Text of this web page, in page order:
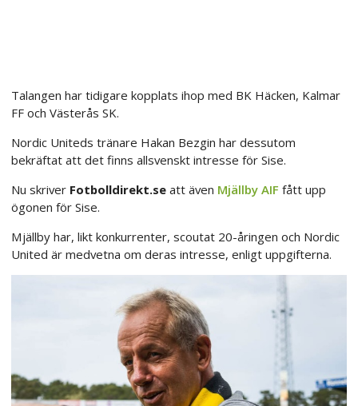
Talangen har tidigare kopplats ihop med BK Häcken, Kalmar
FF och Västerås SK.
Nordic Uniteds tränare Hakan Bezgin har dessutom
bekräftat att det finns allsvenskt intresse för Sise.
Nu skriver Fotbolldirekt.se att även Mjällby AIF fått upp
ögonen för Sise.
Mjällby har, likt konkurrenter, scoutat 20-åringen och Nordic
United är medvetna om deras intresse, enligt uppgifterna.